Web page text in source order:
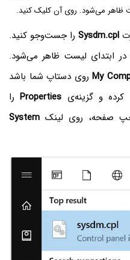
ظاهر می‌شود. روی آن کلیک کنید.
Sysdm.cpl را جست‌وجو کنید.
در ابتدای لیست ظاهر می‌شود.
Myروی دستاپ شما باشد
و گزینه‌ی Propertiesرا
صفحه، روی لینک System